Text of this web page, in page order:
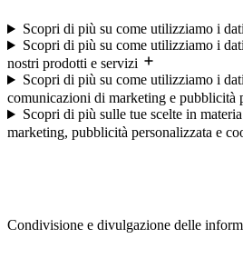
Scopri di più su come utilizziamo i
Scopri di più su come utilizziamo i
nostri prodotti e servizi
Scopri di più su come utilizziamo i
comunicazioni di marketing e pubblicità
Scopri di più sulle tue scelte in
marketing, pubblicità personalizzata e
Condivisione e divulgazione delle